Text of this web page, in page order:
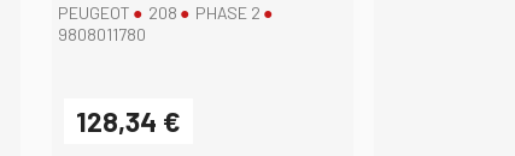
PEUGEOT 208
PHASE 2
9808011780
128,34 €